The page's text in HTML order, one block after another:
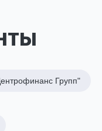
Групп"